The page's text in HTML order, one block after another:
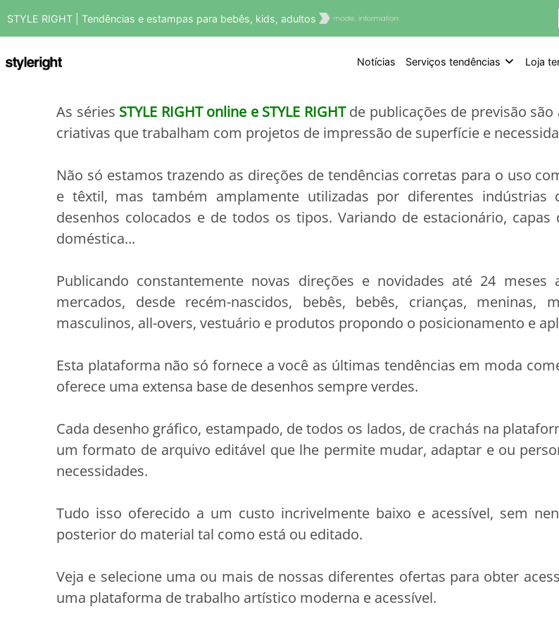
STYLE RIGHT | Tendências e estampas para bebês, kids, adultos
Notícias Serviços tendências Loja
As séries STYLE RIGHT online e STYLE RIGHTde publicações de previsão
criativas que trabalham com projetos de impressão de superfície e
Não só estamos trazendo as direções de tendências corretas para o uso
e têxtil, mas também amplamente utilizadas por diferentes indústrias
desenhos colocados e de todos os tipos. Variando de estacionário,
doméstica...
Publicando constantemente novas direções e novidades até 24
mercados, desde recém-nascidos, bebês, bebês, crianças, meninas,
masculinos, all-overs, vestuário e produtos propondo o posicionamento e
Esta plataforma não só fornece a você as últimas tendências em moda
oferece uma extensa base de desenhos sempre verdes.
Cada desenho gráfico, estampado, de todos os lados, de crachás na
um formato de arquivo editável que lhe permite mudar, adaptar e ou
necessidades.
Tudo isso oferecido a um custo incrivelmente baixo e acessível, sem
posterior do material tal como está ou editado.
Veja e selecione uma ou mais de nossas diferentes ofertas para obter
uma plataforma de trabalho artístico moderna e acessível.